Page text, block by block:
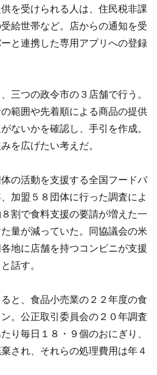
を受けられる人は、住民税非課
給世帯など。店からの通知を受
と連携した専用アプリへの登録
三つの政令市の３店舗で行う。
範囲や先着順による商品の提供
ないかを確認し、手引を作成。
を広げたい考えだ。
の活動を支援する全国フードバ
加盟５８団体に行った調査によ
割で食料支援の要請が増えた一
量が減っていた。同協議会の米
地に店舗を持つコンビニが支援
話す。
と、食品小売業の２２年度の食
。公正取引委員会の２０年調査
り毎日１８・９個のおにぎり、
され、それらの処理費用は年４